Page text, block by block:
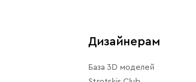
Дизайнерам
База 3D моделей